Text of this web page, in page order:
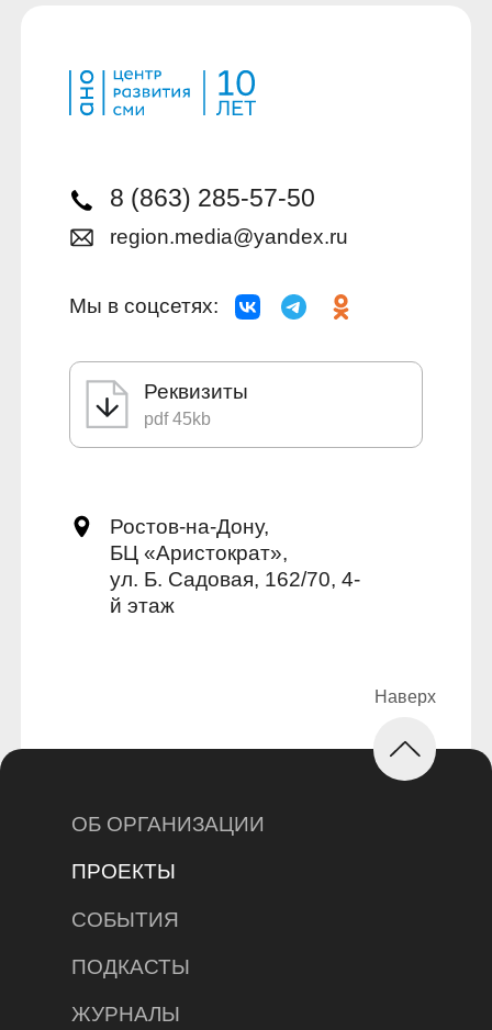
8 (863) 285-57-50
region.media@yandex.ru
Мы в соцсетях:
Реквизиты
pdf 45kb
Ростов-на-Дону,
БЦ «Аристократ»,
ул. Б. Садовая, 162/70, 4-
й этаж
ОБ ОРГАНИЗАЦИИ
ПРОЕКТЫ
СОБЫТИЯ
ПОДКАСТЫ
ЖУРНАЛЫ